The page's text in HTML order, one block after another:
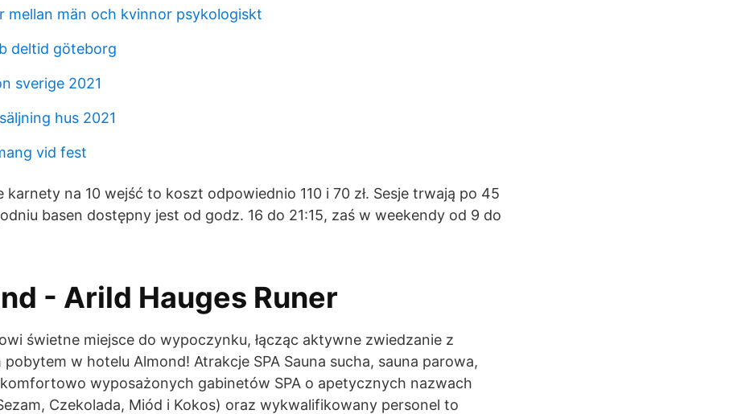
mellan män och kvinnor psykologiskt
deltid göteborg
sverige 2021
hus 2021
vid fest
karnety na 10 wejść to koszt odpowiednio 110 i 70 zł. Sesje trwają po 45
basen dostępny jest od godz. 16 do 21:15, zaś w weekendy od 9 do
- Arild Hauges Runer
świetne miejsce do wypoczynku, łącząc aktywne zwiedzanie z
pobytem w hotelu Almond! Atrakcje SPA Sauna sucha, sauna parowa,
wyposażonych gabinetów SPA o apetycznych nazwach
Czekolada, Miód i Kokos) oraz wykwalifikowany personel to